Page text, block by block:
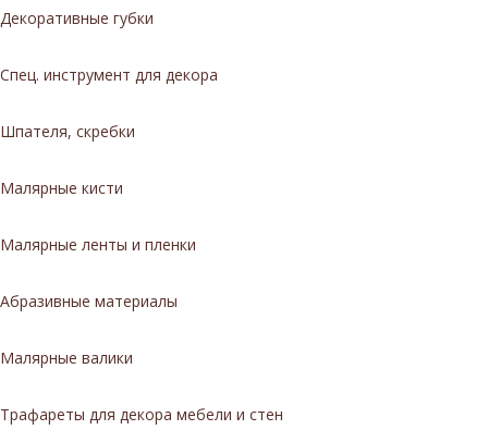
Декоративные губки
Спец. инструмент для декора
Шпателя, скребки
Малярные кисти
Малярные ленты и пленки
Абразивные материалы
Малярные валики
Трафареты для декора мебели и стен